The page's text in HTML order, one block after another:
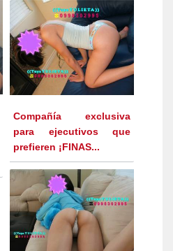
Compañía exclusiva
para ejecutivos que
prefieren ¡FINAS...